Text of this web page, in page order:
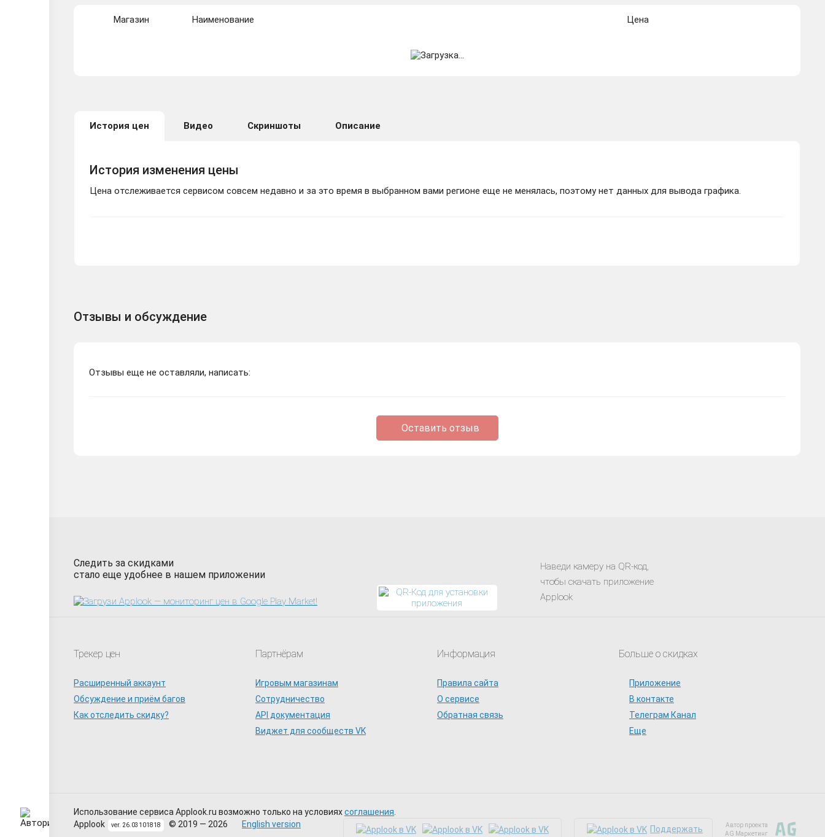
Магазин Наименование Цена
История цен Видео Скриншоты Описание
История изменения цены
Цена отслеживается сервисом совсем недавно и за это время в выбранном вами регионе еще не менялась, поэтому нет данных для вывода графика.
Отзывы и обсуждение
Отзывы еще не оставляли, написать:
Оставить отзыв
Следить за скидками
стало еще удобнее в нашем приложении
Наведи камеру на QR-код,
чтобы скачать приложение
Applook
Трекер цен
Расширенный аккаунт
Обсуждение и приём багов
Как отследить скидку?
Партнёрам
Игровым магазинам
Сотрудничество
API документация
Виджет для сообществ VK
Информация
Правила сайта
О сервисе
Обратная связь
Больше о скидках
Приложение
В контакте
Телеграм Канал
Еще
Использование сервиса Applook.ru возможно только на условияхсоглашения
Поддержать
Автор проекта
AG Маркетинг
Applook ver. 26.03101818 © 2019 — 2026 English version